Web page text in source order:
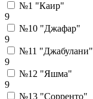
№1 "Каир"
9
№10 "Джафар"
9
№11 "Джабулани"
9
№12 "Яшма"
9
№13 "Сорренто"